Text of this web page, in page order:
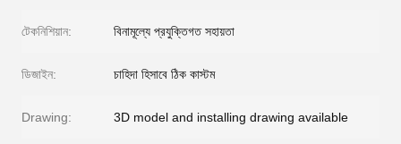
টেকনিশিয়ান: বিনামূল্যে প্রযুক্তিগত সহায়তা
ডিজাইন: চাহিদা হিসাবে ঠিক কাস্টম
Drawing: 3D model and installing drawing available